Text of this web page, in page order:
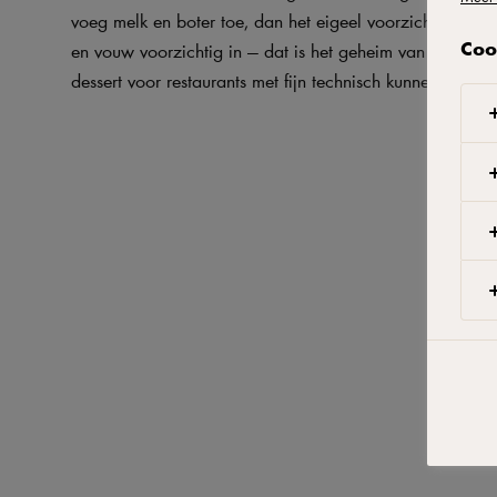
voeg melk en boter toe, dan het eigeel voorzichtig. Stijf
en vouw voorzichtig in — dat is het geheim van echt
dessert voor restaurants met fijn technisch kunnen op je